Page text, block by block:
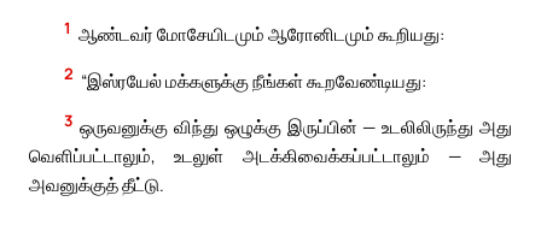
1 ஆண்டவர் மோசேயிடமும் ஆரோனிடமும் கூறியது:
2 “இஸ்ரயேல் மக்களுக்கு நீங்கள் கூறவேண்டியது:
3 ஒருவனுக்கு விந்து ஒழுக்கு இருப்பின் — உடலிலிருந்து அது
வெளிப்பட்டாலும், உடலுள் அடக்கிவைக்கப்பட்டாலும் — அது
அவனுக்குத் தீட்டு.